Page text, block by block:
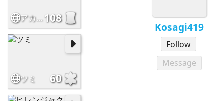
Kosagi419
Follow
Message
アカショウビン108
ツミ 60